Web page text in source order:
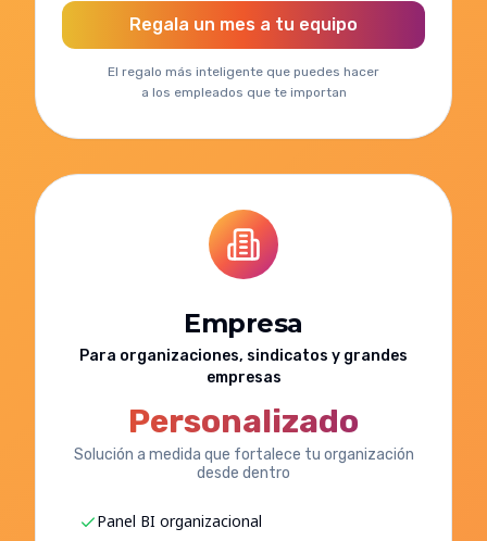
Regala un mes a tu equipo
El regalo más inteligente que puedes hacer
a los empleados que te importan
Empresa
Para organizaciones, sindicatos y grandes
empresas
Personalizado
Solución a medida que fortalece tu organización
desde dentro
Panel BI organizacional